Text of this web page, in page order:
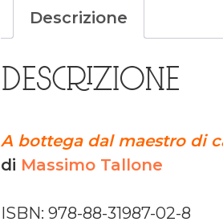
Descrizione
DESCRIZIONE
A bottega dal maestro di
di Massimo Tallone
ISBN: 978-88-31987-02-8